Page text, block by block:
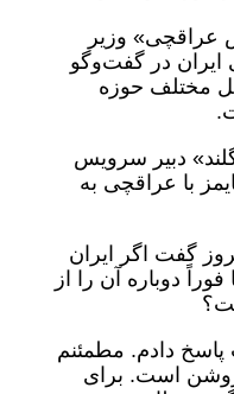
عراقچی» وزیر
ایران در گفت‌وگو
مختلف حوزه
دبیر سرویس
با عراقچی به
گفت اگر ایران
دوباره آن را از
دادم. مطمئنم
روشن است. برای